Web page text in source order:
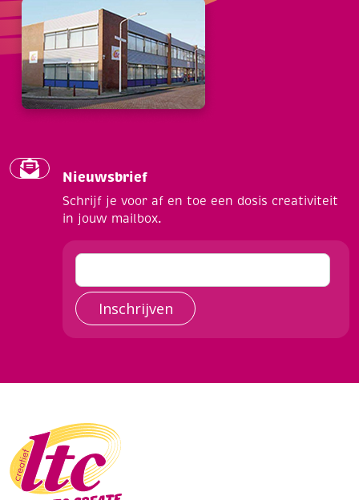
Nieuwsbrief
Schrijf je voor af en toe een dosis creativiteit
in jouw mailbox.
Inschrijven